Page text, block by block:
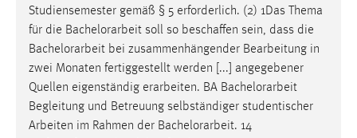
Studiensemester gemäß § 5 erforderlich. (2) 1Das Thema
für die Bachelorarbeit soll so beschaffen sein, dass die
Bachelorarbeit bei zusammenhängender Bearbeitung in
zwei Monaten fertiggestellt werden [...] angegebener
Quellen eigenständig erarbeiten. BA Bachelorarbeit
Begleitung und Betreuung selbständiger studentischer
Arbeiten im Rahmen der Bachelorarbeit. 14